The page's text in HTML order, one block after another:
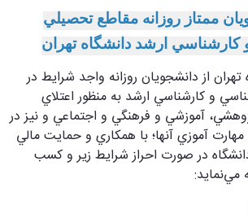
ممتاز روزانه مقاطع تحصيلي
ارشد دانشگاه تهران
تهران از دانشجويان روزانه واجد شرايط در
و كارشناسي ارشد به منظور اعتلاي
آموزشي و فرهنگي و اجتماعي و نيز در
آموزي آنها؛ با همكاري و حمايت مالي
در صورت احراز شرايط زير و كسب
مي‌نمايد: